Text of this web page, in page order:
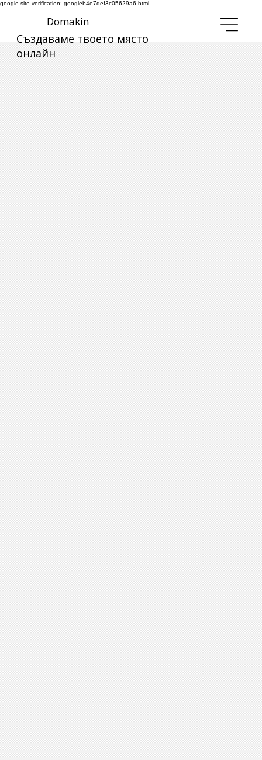
google-site-verification: googleb4e7def3c05629a6.html
Domakin
Създаваме твоето място
онлайн